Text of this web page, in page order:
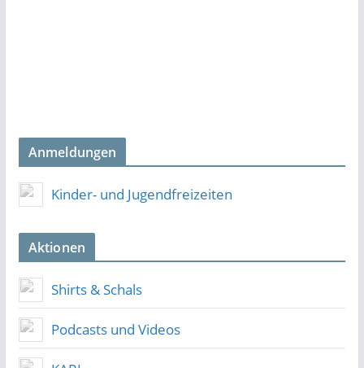
Anmeldungen
Kinder- und Jugendfreizeiten
Aktionen
Shirts & Schals
Podcasts und Videos